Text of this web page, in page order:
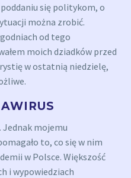
poddaniu się politykom, o
można zrobić.
od tego
moich dziadków przed
w ostatnią niedzielę,
Jednak mojemu
to, co się w nim
w Polsce. Większość
i wypowiedziach